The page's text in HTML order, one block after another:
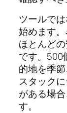
ツールで
始めます。
ほとんど
です。500
的地を季
スタック
がある場
す。